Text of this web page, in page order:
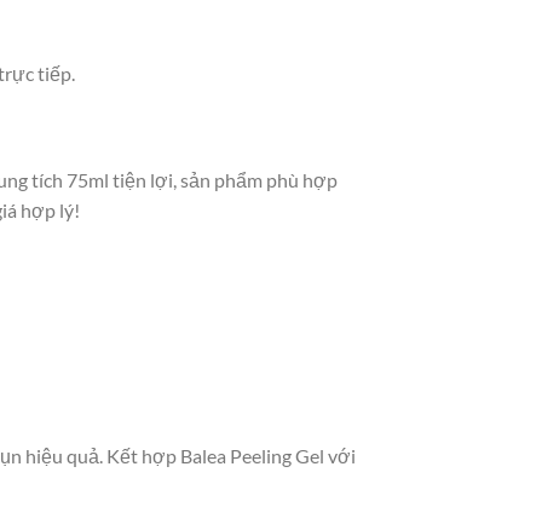
tiếp.
tích 75ml tiện lợi, sản phẩm phù hợp
hợp lý!
hiệu quả. Kết hợp Balea Peeling Gel với